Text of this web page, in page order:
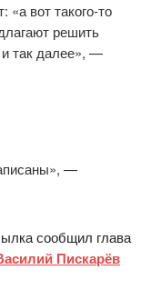
вот такого-то
решить
и так далее», —
—
сообщил глава
Пискарёв